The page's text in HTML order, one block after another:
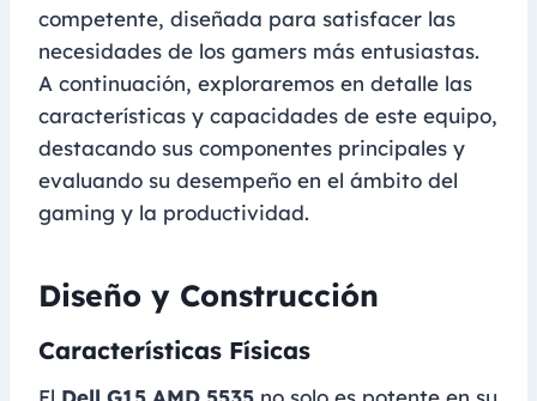
competente, diseñada para satisfacer las
necesidades de los gamers más entusiastas.
A continuación, exploraremos en detalle las
características y capacidades de este equipo,
destacando sus componentes principales y
evaluando su desempeño en el ámbito del
gaming y la productividad.
Diseño y Construcción
Características Físicas